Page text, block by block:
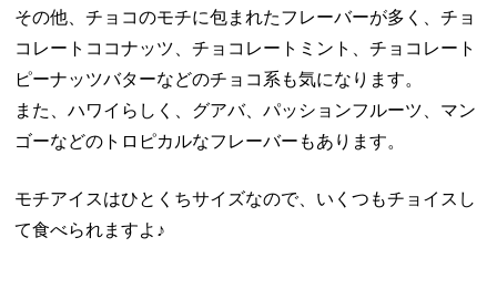
その他、チョコのモチに包まれたフレーバーが多く、チョ
コレートココナッツ、チョコレートミント、チョコレート
ピーナッツバターなどのチョコ系も気になります。
また、ハワイらしく、グアバ、パッションフルーツ、マン
ゴーなどのトロピカルなフレーバーもあります。
モチアイスはひとくちサイズなので、いくつもチョイスし
て食べられますよ♪